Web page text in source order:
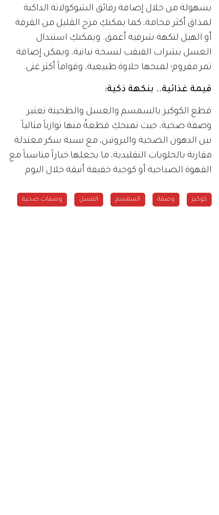
بسهولة من خلال إضافة رقائق الشوكولاتة الداكنة
لمذاق أكثر فخامة، كما يمكنكِ مزج القليل من القرفة
أو الهيل لنكهة شرقية أعمق. ويمكنكِ استبدال
العسل بشراب القيقب لنسخة نباتية، ويمكن إضافة
تمر مفروم؛ لمنحها حلاوة طبيعية، وقواماً أكثر غنى.
قيمة غذائية.. بنكهة ذكية:
قطع الكوكيز بالسمسم والعسل والطحينة تعتبر
وصفة صحية، حيث تمنحكِ قطعةٌ منها توازناً مثالياً
بين الدهون الصحية والبروتين، مع نسبة سكر معتدلة
مقارنة بالحلويات التقليدية، ما يجعلها خياراً مناسباً مع
القهوة الصباحية أو كوجبة خفيفة أنيقة خلال اليوم.
كوكيز وصفة السمسم العسل وصفات صحية